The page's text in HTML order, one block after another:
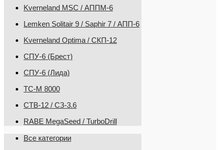
Kverneland MSC / АППМ-6
Lemken Solitair 9 / Saphir 7 / АПП-6
Kverneland Optima / СКП-12
СПУ-6 (Брест)
СПУ-6 (Лида)
ТС-М 8000
CТВ-12 / СЗ-3.6
RABE MegaSeed / TurboDrill
Все категории